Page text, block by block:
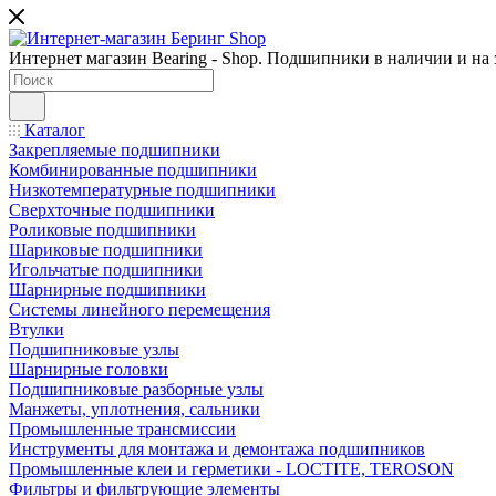
Интернет магазин Bearing - Shop. Подшипники в наличии и на
Каталог
Закрепляемые подшипники
Комбинированные подшипники
Низкотемпературные подшипники
Сверхточные подшипники
Роликовые подшипники
Шариковые подшипники
Игольчатые подшипники
Шарнирные подшипники
Системы линейного перемещения
Втулки
Подшипниковые узлы
Шарнирные головки
Подшипниковые разборные узлы
Манжеты, уплотнения, сальники
Промышленные трансмиссии
Инструменты для монтажа и демонтажа подшипников
Промышленные клеи и герметики - LOCTITE, TEROSON
Фильтры и фильтрующие элементы